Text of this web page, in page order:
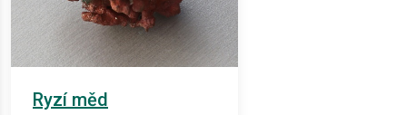
Ryzí měd